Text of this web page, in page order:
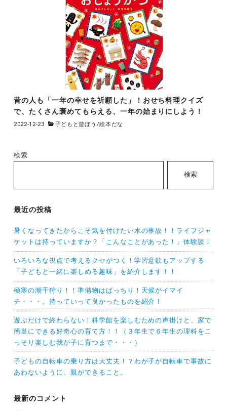
昔の人も「一年の幸せを祈願した」！おせち料理クイズ
で、たくさん褒めてもらえる、一年の始まりにしよう！
2022-12-23 子どもと遊ぼう /絵本だな
検索
検索
最近の投稿
暑くなってきたからこそ気を付けたい水の事故！！ライフジャ
ケットは持っていますか？「こんなことがあった！」体験談！
いろいろな視点で考えるクセがつく！学習意欲もアップする
「子どもと一緒に楽しめる趣味」を紹介します！！
極寒の潮干狩り！！準備物はばっちり！天候がイマイ
チ・・・。持っていって良かったものを紹介！
遊ぶだけで終わらない！科学館を楽しむための声掛けと、家で
簡単にできる好奇心の育て方！！（３年生で６年生の理科をこ
っそり楽しむ我が子に育つまで・・・）
子どもの自転車の乗り方は大丈夫！？わが子が自転車で事故に
あわないように、親ができること。
最新のコメント